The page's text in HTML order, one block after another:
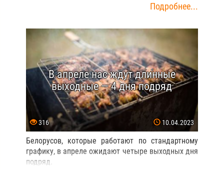
Подробнее...
В апреле нас ждут длинные
выходные — 4 дня подряд
316 10.04.2023
Белорусов, которые работают по стандартному
графику, в апреле ожидают четыре выходных дня
подряд.